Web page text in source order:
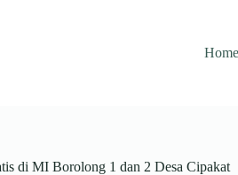
Home
di MI Borolong 1 dan 2 Desa Cipakat